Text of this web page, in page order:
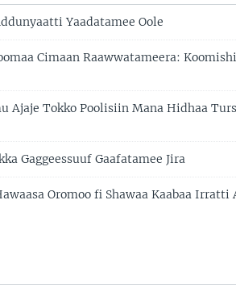
Yaadatamee Oole
Cimaan Raawwatameera:
Ajaje Tokko Poolisiin Mana Hidhaa
Gaggeessuuf Gaafatamee Jira
Oromoo fi Shawaa Kaabaa Irratti